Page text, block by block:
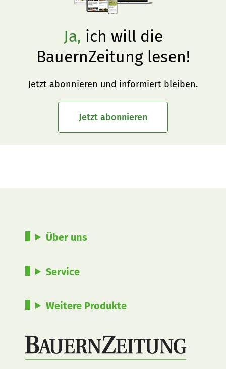
Ja, ich will die
BauernZeitung lesen!
Jetzt abonnieren und informiert bleiben.
Jetzt abonnieren
Über uns
Service
Weitere Produkte